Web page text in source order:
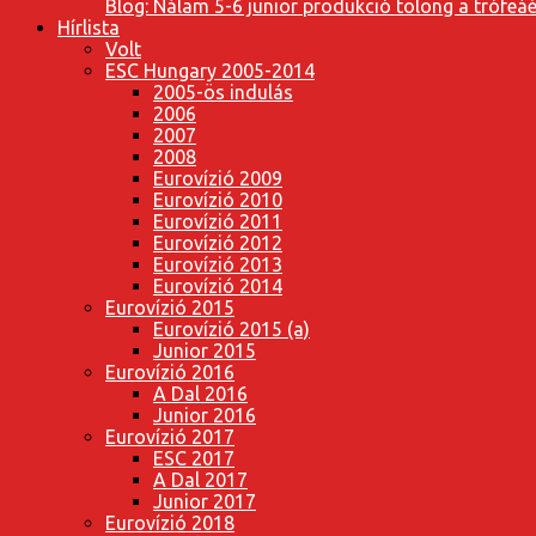
Blog: Nálam 5-6 junior produkció tolong a
Hírlista
Volt
ESC Hungary 2005-2014
2005-ös indulás
2006
2007
2008
Eurovízió 2009
Eurovízió 2010
Eurovízió 2011
Eurovízió 2012
Eurovízió 2013
Eurovízió 2014
Eurovízió 2015
Eurovízió 2015 (a)
Junior 2015
Eurovízió 2016
A Dal 2016
Junior 2016
Eurovízió 2017
ESC 2017
A Dal 2017
Junior 2017
Eurovízió 2018